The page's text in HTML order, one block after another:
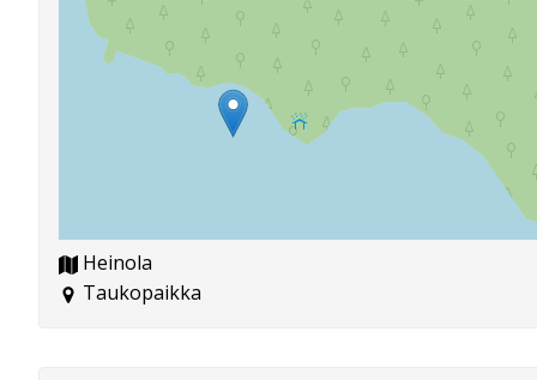
Heinola
Taukopaikka